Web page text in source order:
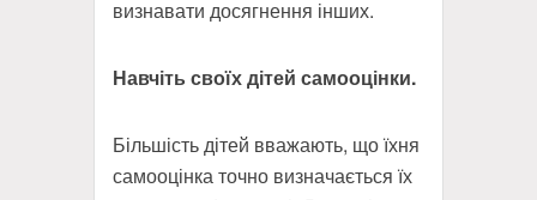
визнавати досягнення інших.
Навчіть своїх дітей самооцінки.
Більшість дітей вважають, що їхня
самооцінка точно визначається їх